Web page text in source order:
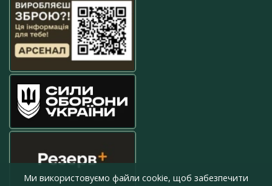
Ми використовуємо файли cookie, щоб забезпечити